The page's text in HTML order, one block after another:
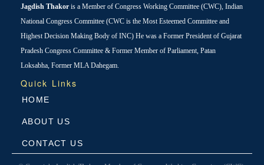
Jagdish Thakor is a Member of Congress Working Committee (CWC), Indian
National Congress Committee (CWC is the Most Esteemed Committee and
Highest Decision Making Body of INC) He was a Former President of Gujarat
Pradesh Congress Committee & Former Member of Parliament, Patan
Loksabha, Former MLA Dahegam.
Quick Links
HOME
ABOUT US
CONTACT US